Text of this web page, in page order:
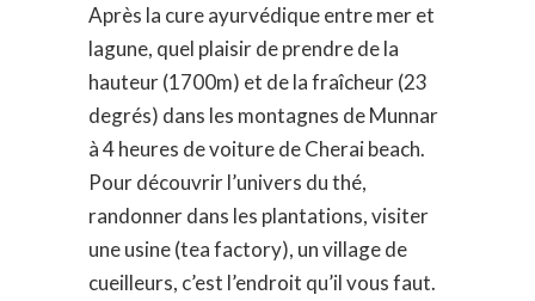
Après la cure ayurvédique entre mer et
lagune, quel plaisir de prendre de la
hauteur (1700m) et de la fraîcheur (23
degrés) dans les montagnes de Munnar
à 4 heures de voiture de Cherai beach.
Pour découvrir l’univers du thé,
randonner dans les plantations, visiter
une usine (tea factory), un village de
cueilleurs, c’est l’endroit qu’il vous faut.